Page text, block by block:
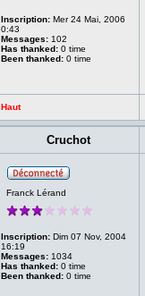
Inscription: Mer 24 Mai, 2006
0:43
Messages: 102
Has thanked: 0 time
Been thanked: 0 time
Haut
Cruchot
Franck Lérand
Inscription: Dim 07 Nov, 2004
16:19
Messages: 1034
Has thanked: 0 time
Been thanked: 0 time